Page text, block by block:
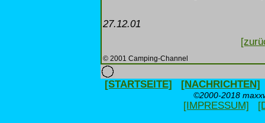
27.12.01
© 2001 Camping-Channel
[STARTSEITE] [NACHRICHTEN]
©2000-2018
[IMPRESSUM]